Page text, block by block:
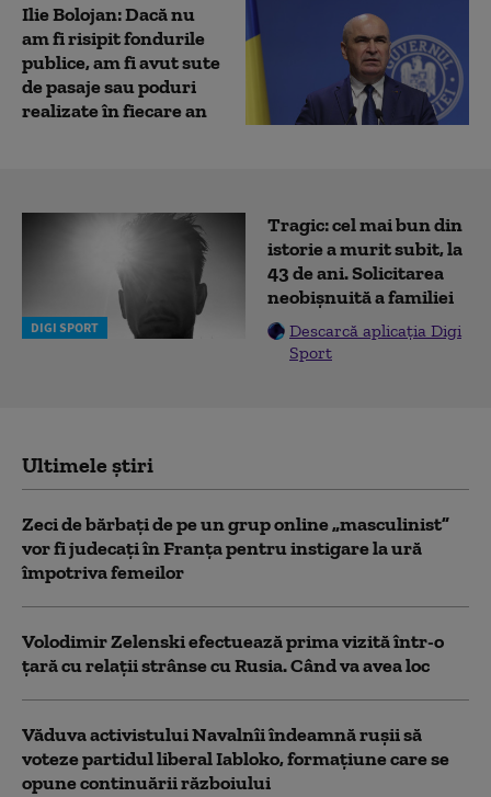
Ilie Bolojan: Dacă nu
am fi risipit fondurile
publice, am fi avut sute
de pasaje sau poduri
realizate în fiecare an
DIGI SPORT
Tragic: cel mai bun din
istorie a murit subit, la
43 de ani. Solicitarea
neobișnuită a familiei
Descarcă aplicația Digi
Sport
Ultimele știri
Zeci de bărbați de pe un grup online „masculinist”
vor fi judecați în Franța pentru instigare la ură
împotriva femeilor
Volodimir Zelenski efectuează prima vizită într-o
țară cu relații strânse cu Rusia. Când va avea loc
Văduva activistului Navalnîi îndeamnă ruşii să
voteze partidul liberal Iabloko, formațiune care se
opune continuării războiului